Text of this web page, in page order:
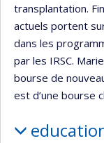
transplantation.
actuels portent
dans les
par les IRSC.
bourse de
est d’une bourse